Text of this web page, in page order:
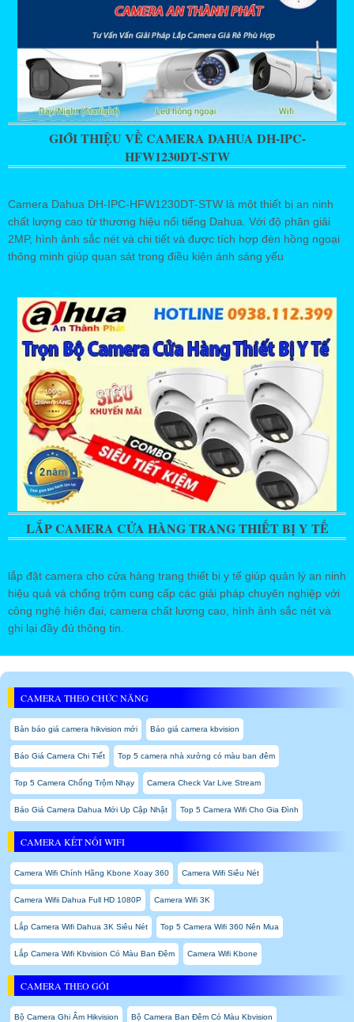
GIỚI THIỆU VỀ CAMERA DAHUA DH-IPC-
HFW1230DT-STW
Camera Dahua DH-IPC-HFW1230DT-STW là một thiết bị an ninh
chất lượng cao từ thương hiệu nổi tiếng Dahua. Với độ phân giải
2MP, hình ảnh sắc nét và chi tiết và được tích hợp đèn hồng ngoại
thông minh giúp quan sát trong điều kiện ánh sáng yếu
LẮP CAMERA CỬA HÀNG TRANG THIẾT BỊ Y TẾ
lắp đặt camera cho cửa hàng trang thiết bị y tế giúp quản lý an ninh
hiệu quả và chống trộm cung cấp các giải pháp chuyên nghiệp với
công nghệ hiện đại, camera chất lượng cao, hình ảnh sắc nét và
ghi lại đầy đủ thông tin.
CAMERA THEO CHỨC NĂNG
Bản báo giá camera hikvision mới Báo giá camera kbvision
Báo Giá Camera Chi Tiết Top 5 camera nhà xưởng có màu ban đêm
Top 5 Camera Chống Trộm Nhạy Camera Check Var Live Stream
Báo Giá Camera Dahua Mới Up Cập Nhật Top 5 Camera Wifi Cho Gia Đình
CAMERA KẾT NỐI WIFI
Camera Wifi Chính Hãng Kbone Xoay 360 Camera Wifi Siêu Nét
Camera Wifii Dahua Full HD 1080P Camera Wifi 3K
Lắp Camera Wifi Dahua 3K Siêu Nét Top 5 Camera Wifi 360 Nên Mua
Lắp Camera Wifi Kbvision Có Màu Ban Đêm Camera Wifi Kbone
CAMERA THEO GÓI
Bộ Camera Ghi Âm Hikvision Bộ Camera Ban Đêm Có Màu Kbvision